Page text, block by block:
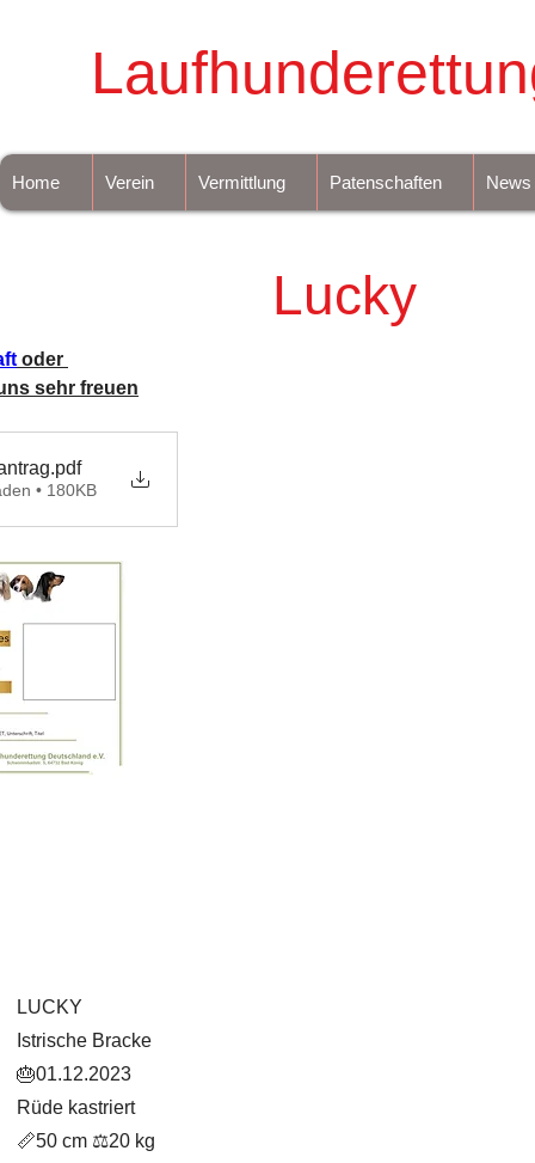
Home Verein Vermittlung Patenschaften News
Lucky
oder
sehr freuen
.pdf
• 180KB
LUCKY
Istrische Bracke
🎂01.12.2023
Rüde kastriert
📏50 cm ⚖️20 kg